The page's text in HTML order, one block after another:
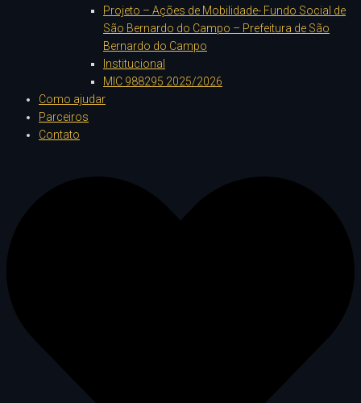
Projeto – Ações de Mobilidade- Fundo Social de
São Bernardo do Campo – Prefeitura de São
Bernardo do Campo
Institucional
MIC 988295 2025/2026
Como ajudar
Parceiros
Contato